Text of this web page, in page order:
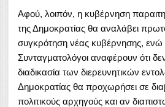
Αφού, λοιπόν, η κυβέρνηση
της Δημοκρατίας θα αναλάβει
συγκρότηση νέας κυβέρνησης, ενώ
Συνταγματολόγοι αναφέρουν ότι
διαδικασία των διερευνητικών
Δημοκρατίας θα προχωρήσει σε
πολιτικούς αρχηγούς και αν